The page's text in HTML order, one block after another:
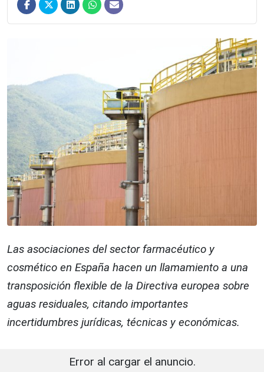
Las asociaciones del sector farmacéutico y
cosmético en España hacen un llamamiento a una
transposición flexible de la Directiva europea sobre
aguas residuales, citando importantes
incertidumbres jurídicas, técnicas y económicas.
Error al cargar el anuncio.